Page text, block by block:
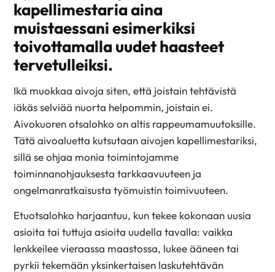
kapellimestaria aina
muistaessani esimerkiksi
toivottamalla uudet haasteet
tervetulleiksi.
Ikä muokkaa aivoja siten, että joistain tehtävistä
iäkäs selviää nuorta helpommin, joistain ei.
Aivokuoren otsalohko on altis rappeumamuutoksille.
Tätä aivoaluetta kutsutaan aivojen kapellimestariksi,
sillä se ohjaa monia toimintojamme
toiminnanohjauksesta tarkkaavuuteen ja
ongelmanratkaisusta työmuistin toimivuuteen.
Etuotsalohko harjaantuu, kun tekee kokonaan uusia
asioita tai tuttuja asioita uudella tavalla: vaikka
lenkkeilee vieraassa maastossa, lukee ääneen tai
pyrkii tekemään yksinkertaisen laskutehtävän